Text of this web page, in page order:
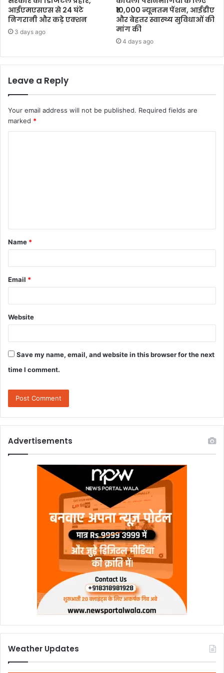
आईएमएसएस से 24 घंटे
निगरानी और कड़े एक्शन
3 days ago
₹10,000 न्यूनतम पेंशन, आईडीए
और बेहतर स्वास्थ्य सुविधाओं की
मांग की
4 days ago
Leave a Reply
Your email address will not be published. Required fields are
marked *
Name *
Email *
Website
Save my name, email, and website in this browser for the next
time I comment.
Advertisements
Weather Updates